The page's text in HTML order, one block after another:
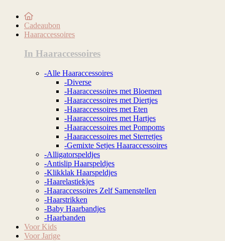
Cadeaubon
Haaraccessoires
In Haaraccessoires
-Alle Haaraccessoires
-Diverse
-Haaraccessoires met Bloemen
-Haaraccessoires met Diertjes
-Haaraccessoires met Eten
-Haaraccessoires met Hartjes
-Haaraccessoires met Pompoms
-Haaraccessoires met Sterretjes
-Gemixte Setjes Haaraccessoires
-Alligatorspeldjes
-Antislip Haarspeldjes
-Klikklak Haarspeldjes
-Haarelastiekjes
-Haaraccessoires Zelf Samenstellen
-Haarstrikken
-Baby Haarbandjes
-Haarbanden
Voor Kids
Voor Jarige